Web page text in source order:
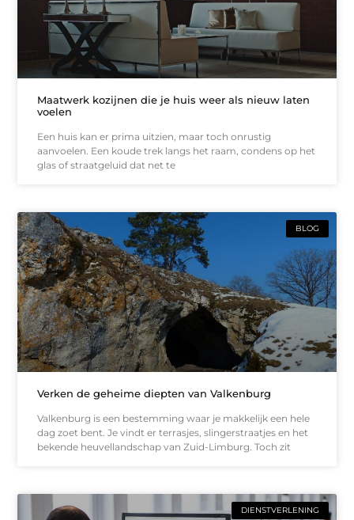
Maatwerk kozijnen die je huis weer als nieuw laten
voelen
Een huis kan er prima uitzien, maar toch onrustig
aanvoelen. Een koude trek langs het raam, condens op het
glas of straatgeluid dat net te
BLOG
Verken de geheime diepten van Valkenburg
Valkenburg is een bestemming waar je makkelijk een hele
dag zoet bent. Je vindt er terrasjes, slingerstraatjes en het
bekende heuvellandschap van Zuid-Limburg. Toch zit
DIENSTVERLENING